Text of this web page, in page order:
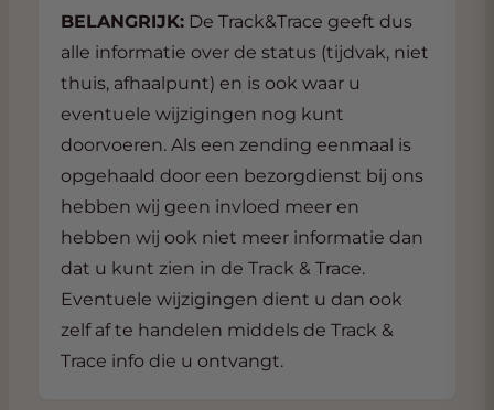
BELANGRIJK: De Track&Trace geeft dus
alle informatie over de status (tijdvak, niet
thuis, afhaalpunt) en is ook waar u
eventuele wijzigingen nog kunt
doorvoeren. Als een zending eenmaal is
opgehaald door een bezorgdienst bij ons
hebben wij geen invloed meer en
hebben wij ook niet meer informatie dan
dat u kunt zien in de Track & Trace.
Eventuele wijzigingen dient u dan ook
zelf af te handelen middels de Track &
Trace info die u ontvangt.